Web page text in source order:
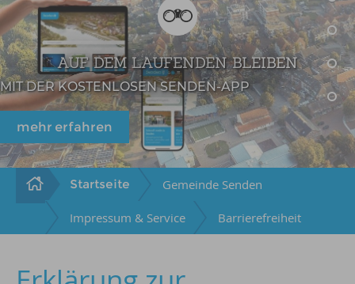
AUF DEM LAUFENDEN BLEIBEN
MIT DER KOSTENLOSEN SENDEN-APP
mehr erfahren
Startseite Gemeinde Senden
Impressum & Service Barrierefreiheit